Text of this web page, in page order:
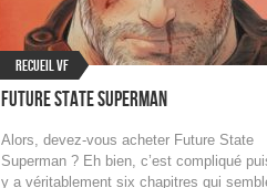
Recueil VF
Future State Superman
Alors, devez-vous acheter Future State
Superman ? Eh bien, c’est compliqué
y a véritablement six chapitres qui